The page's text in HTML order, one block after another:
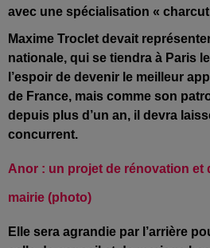
avec une spécialisation «
Maxime Troclet devait
nationale, qui se tiendra à Paris
l’espoir de devenir le meilleur
de France, mais comme son
depuis plus d’un an, il devra
concurrent.
Anor : un projet de rénovation et
mairie (photo)
Elle sera agrandie par l’arrière